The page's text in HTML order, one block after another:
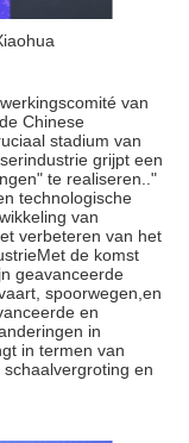
van
Chinese
stadium van
grijpt een
te realiseren.."
technologische
van
verbeteren van het
de komst
geavanceerde
spoorwegen,en
en
in
in termen van
en